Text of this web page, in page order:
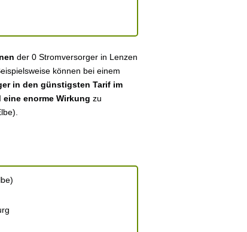
der 0 Stromversorger in Lenzen
können bei einem
in den günstigsten Tarif im
enorme Wirkung zu